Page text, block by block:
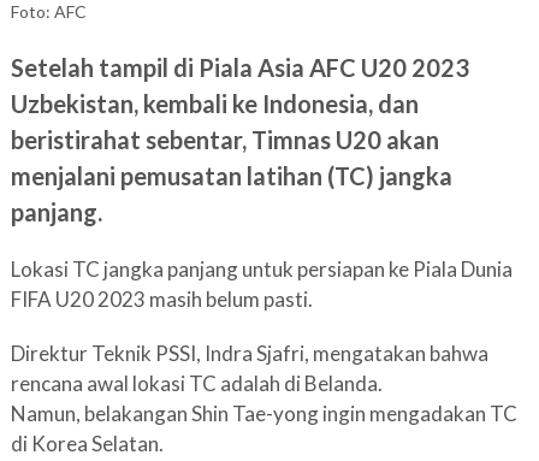
Foto: AFC
Setelah tampil di Piala Asia AFC U20 2023
Uzbekistan, kembali ke Indonesia, dan
beristirahat sebentar, Timnas U20 akan
menjalani pemusatan latihan (TC) jangka
panjang.
Lokasi TC jangka panjang untuk persiapan ke Piala Dunia
FIFA U20 2023 masih belum pasti.
Direktur Teknik PSSI, Indra Sjafri, mengatakan bahwa
rencana awal lokasi TC adalah di Belanda.
Namun, belakangan Shin Tae-yong ingin mengadakan TC
di Korea Selatan.